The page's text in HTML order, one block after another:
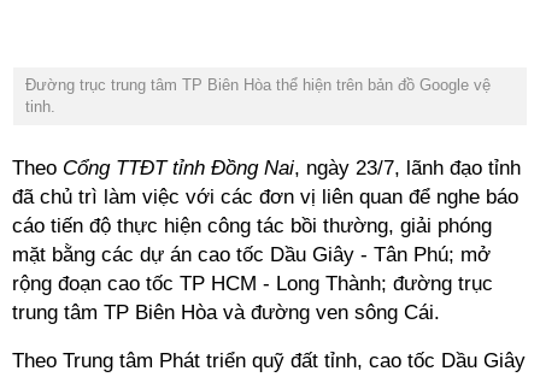
Đường trục trung tâm TP Biên Hòa thể hiện trên bản đồ Google vệ
tinh.
Theo Cổng TTĐT tỉnh Đồng Nai, ngày 23/7, lãnh đạo tỉnh
đã chủ trì làm việc với các đơn vị liên quan để nghe báo
cáo tiến độ thực hiện công tác bồi thường, giải phóng
mặt bằng các dự án cao tốc Dầu Giây - Tân Phú; mở
rộng đoạn cao tốc TP HCM - Long Thành; đường trục
trung tâm TP Biên Hòa và đường ven sông Cái.
Theo Trung tâm Phát triển quỹ đất tỉnh, cao tốc Dầu Giây